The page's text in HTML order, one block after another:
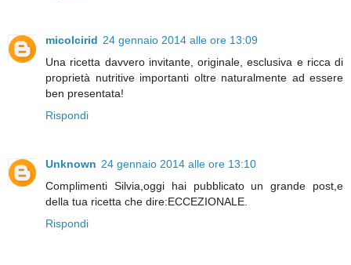
micolcirid 24 gennaio 2014 alle ore 13:09
Una ricetta davvero invitante, originale, esclusiva e ricca di
proprietà nutritive importanti oltre naturalmente ad essere
ben presentata!
Rispondi
Unknown 24 gennaio 2014 alle ore 13:10
Complimenti Silvia,oggi hai pubblicato un grande post,e
della tua ricetta che dire:ECCEZIONALE.
Rispondi